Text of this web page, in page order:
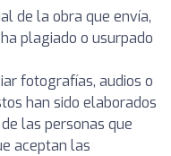
de la obra que envía,
plagiado o usurpado
fotografías, audios o
han sido elaborados
las personas que
aceptan las